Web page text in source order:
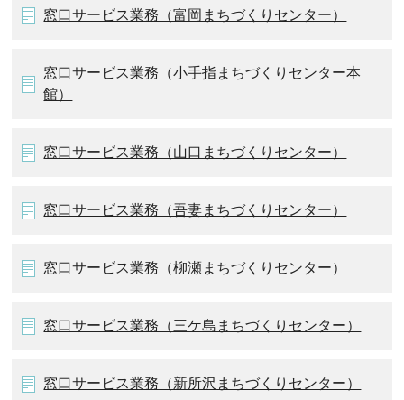
窓口サービス業務（富岡まちづくりセンター）
窓口サービス業務（小手指まちづくりセンター本
館）
窓口サービス業務（山口まちづくりセンター）
窓口サービス業務（吾妻まちづくりセンター）
窓口サービス業務（柳瀬まちづくりセンター）
窓口サービス業務（三ケ島まちづくりセンター）
窓口サービス業務（新所沢まちづくりセンター）